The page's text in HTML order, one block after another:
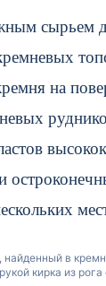
сырьем
на
в
кирка из